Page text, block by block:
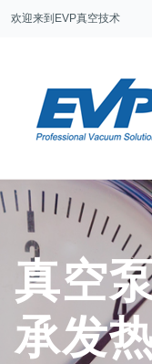
欢迎来到EVP真空技术
真空
承发